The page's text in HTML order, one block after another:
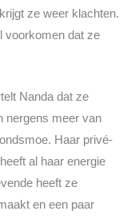
ze weer klachten.
voorkomen dat ze
Nanda dat ze
nergens meer van
Haar privé-
al haar energie
heeft ze
en een paar